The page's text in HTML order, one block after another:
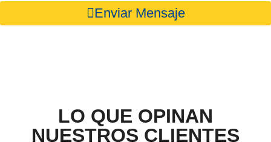
Enviar Mensaje
LO QUE OPINAN
NUESTROS CLIENTES